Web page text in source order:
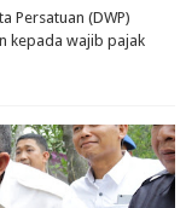
Persatuan (DWP)
kepada wajib pajak